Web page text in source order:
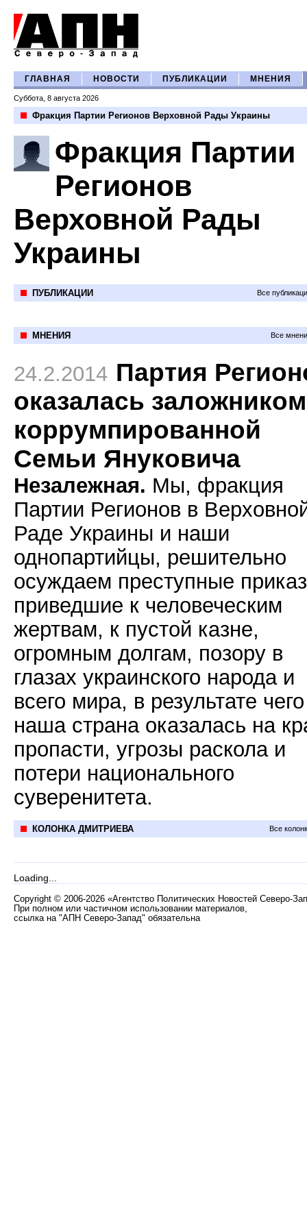
ГЛАВНАЯ НОВОСТИ ПУБЛИКАЦИИ МНЕНИЯ
Суббота, 8 августа 2026
Фракция Партии Регионов Верховной Рады Украины
Фракция Партии
Регионов
Верховной Рады
Украины
ПУБЛИКАЦИИ Все
МНЕНИЯ Все
24.2.2014 Партия
оказалась заложником
коррумпированной
Семьи Януковича
Незалежная. Мы, фракция
Партии Регионов в
Раде Украины и наши
однопартийцы, решительно
осуждаем преступные
приведшие к человеческим
жертвам, к пустой казне,
огромным долгам, позору в
глазах украинского народа и
всего мира, в результате чего
наша страна оказалась на
пропасти, угрозы раскола и
потери национального
суверенитета.
КОЛОНКА ДМИТРИЕВА Все
Loading...
Copyright © 2006-2026 «Агентство Политических Новостей Северо-
При полном или частичном использовании материалов,
ссылка на "АПН Северо-Запад" обязательна